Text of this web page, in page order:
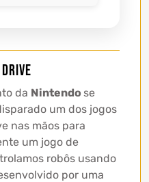
da Nintendo se
um dos jogos
nas mãos para
um jogo de
robôs usando
por uma